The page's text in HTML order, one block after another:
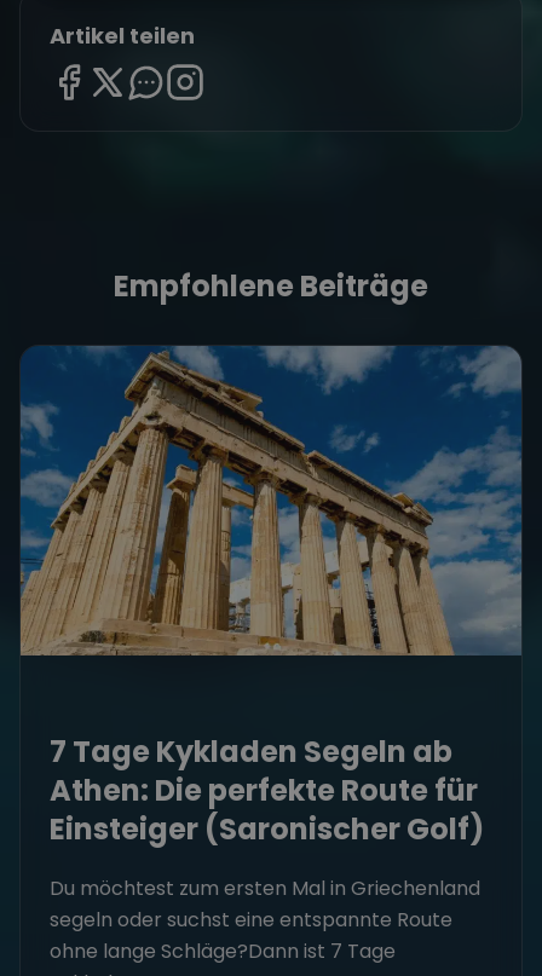
Artikel teilen
Empfohlene Beiträge
7 Tage Kykladen Segeln ab
Athen: Die perfekte Route für
Einsteiger (Saronischer Golf)
Du möchtest zum ersten Mal in Griechenland
segeln oder suchst eine entspannte Route
ohne lange Schläge?Dann ist 7 Tage